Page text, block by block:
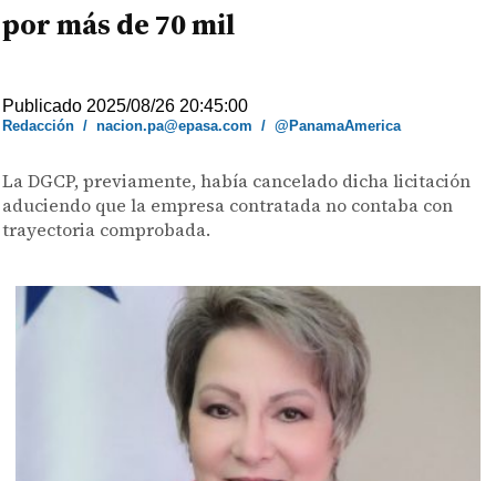
por más de 70 mil
Publicado 2025/08/26 20:45:00
Redacción /nacion.pa@epasa.com /@PanamaAmerica
La DGCP, previamente, había cancelado dicha licitación
aduciendo que la empresa contratada no contaba con
trayectoria comprobada.